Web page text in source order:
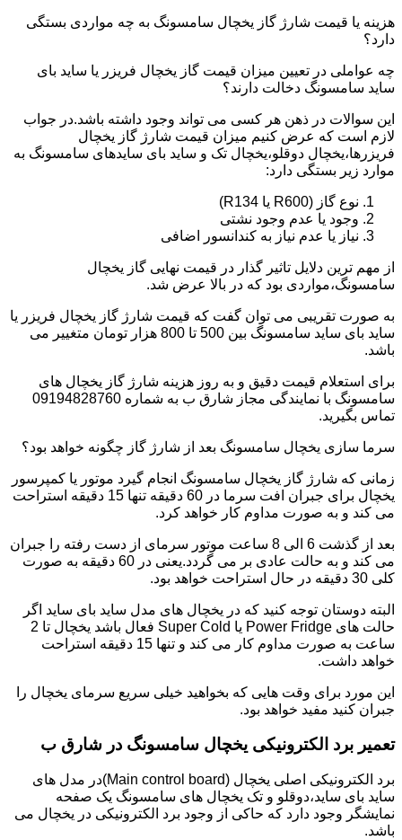
هزینه یا قیمت شارژ گاز یخچال سامسونگ به چه مواردی بستگی
دارد؟
چه عواملی در تعیین میزان قیمت گاز یخچال فریزر یا ساید بای
ساید سامسونگ دخالت دارند؟
این سوالات در ذهن هر کسی می تواند وجود داشته باشد.در جواب
لازم است که عرض کنیم میزان قیمت شارژ گاز یخچال
فریزرها،یخچال دوقلو،یخچال تک و ساید بای سایدهای سامسونگ به
موارد زیر بستگی دارد:
نوع گاز (R600 یا R134)
وجود یا عدم وجود نشتی
نیاز یا عدم نیاز به کندانسور اضافی
از مهم ترین دلایل تاثیر گذار در قیمت نهایی گاز یخچال
سامسونگ،مواردی بود که در بالا عرض شد.
به صورت تقریبی می توان گفت که قیمت شارژ گاز یخچال فریزر یا
ساید بای ساید سامسونگ بین 500 تا 800 هزار تومان متغییر می
باشد.
برای استعلام قیمت دقیق و به روز هزینه شارژ گاز یخچال های
سامسونگ با نمایندگی مجاز شارق ب به شماره 09194828760
تماس بگیرید.
سرما سازی یخچال سامسونگ بعد از شارژ گاز چگونه خواهد بود؟
زمانی که شارژ گاز یخچال سامسونگ انجام گیرد موتور یا کمپرسور
یخچال برای جبران افت سرما در 60 دقیقه تنها 15 دقیقه استراحت
می کند و به صورت مداوم کار خواهد کرد.
بعد از گذشت 6 الی 8 ساعت موتور سرمای از دست رفته را جبران
می کند و به حالت عادی بر می گردد.یعنی در 60 دقیقه به صورت
کلی 30 دقیقه در حال استراحت خواهد بود.
البته دوستان توجه کنید که در یخچال های مدل ساید بای ساید اگر
حالت های Power Fridge یا Super Cold فعال باشد یخچال تا 2
ساعت به صورت مداوم کار می کند و تنها 15 دقیقه استراحت
خواهد داشت.
این مورد برای وقت هایی که بخواهید خیلی سریع سرمای یخچال را
جبران کنید مفید خواهد بود.
تعمیر برد الکترونیکی یخچال سامسونگ در شارق ب
برد الکترونیکی اصلی یخچال (Main control board)در مدل های
ساید بای ساید،دوقلو و تک یخچال های سامسونگ یک صفحه
نمایشگر وجود دارد که حاکی از وجود برد الکترونیکی در یخچال می
باشد.